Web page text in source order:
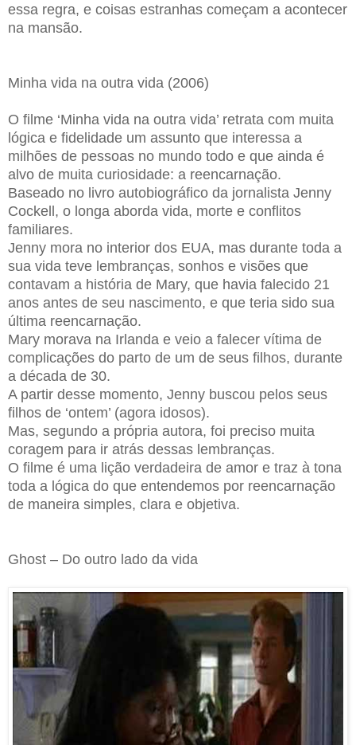
essa regra, e coisas estranhas começam a acontecer
na mansão.
Minha vida na outra vida (2006)
O filme ‘Minha vida na outra vida’ retrata com muita
lógica e fidelidade um assunto que interessa a
milhões de pessoas no mundo todo e que ainda é
alvo de muita curiosidade: a reencarnação.
Baseado no livro autobiográfico da jornalista Jenny
Cockell, o longa aborda vida, morte e conflitos
familiares.
Jenny mora no interior dos EUA, mas durante toda a
sua vida teve lembranças, sonhos e visões que
contavam a história de Mary, que havia falecido 21
anos antes de seu nascimento, e que teria sido sua
última reencarnação.
Mary morava na Irlanda e veio a falecer vítima de
complicações do parto de um de seus filhos, durante
a década de 30.
A partir desse momento, Jenny buscou pelos seus
filhos de ‘ontem’ (agora idosos).
Mas, segundo a própria autora, foi preciso muita
coragem para ir atrás dessas lembranças.
O filme é uma lição verdadeira de amor e traz à tona
toda a lógica do que entendemos por reencarnação
de maneira simples, clara e objetiva.
Ghost – Do outro lado da vida